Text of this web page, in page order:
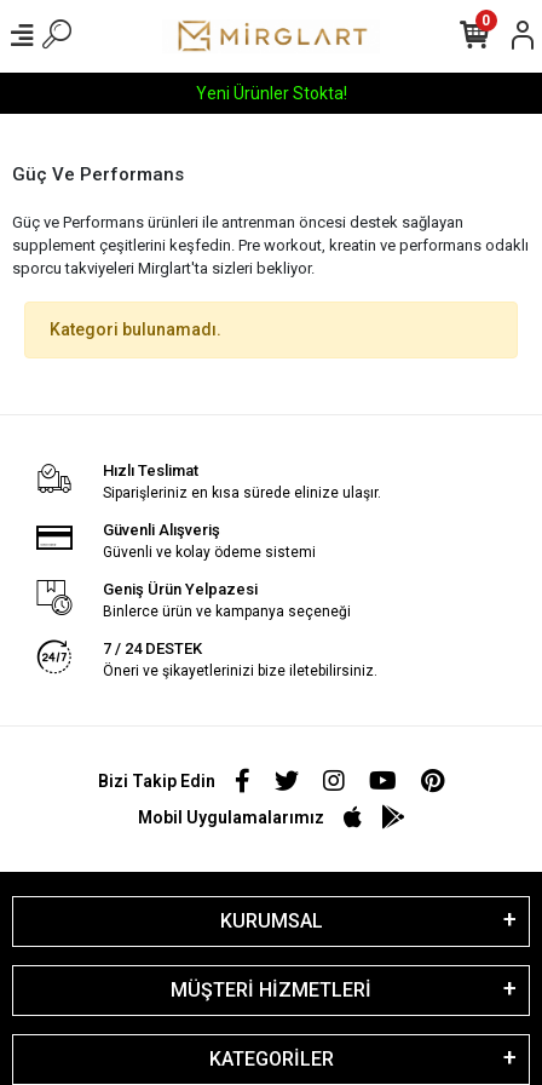
Yeni Ürünler Stokta!
0
Güç Ve Performans
Güç ve Performans ürünleri ile antrenman öncesi destek sağlayan
supplement çeşitlerini keşfedin. Pre workout, kreatin ve performans odaklı
sporcu takviyeleri Mirglart'ta sizleri bekliyor.
Kategori bulunamadı.
Hızlı Teslimat
Siparişleriniz en kısa sürede elinize ulaşır.
Güvenli Alışveriş
Güvenli ve kolay ödeme sistemi
Geniş Ürün Yelpazesi
Binlerce ürün ve kampanya seçeneği
7 / 24 DESTEK
Öneri ve şikayetlerinizi bize iletebilirsiniz.
Bizi Takip Edin
Mobil Uygulamalarımız
KURUMSAL
MÜŞTERİ HİZMETLERİ
KATEGORİLER